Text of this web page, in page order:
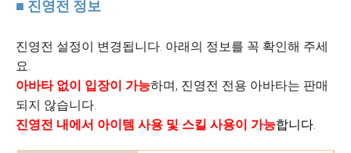
■ 진영전 정보
진영전 설정이 변경됩니다. 아래의 정보를 꼭 확인해 주세
요.
아바타 없이 입장이 가능하며, 진영전 전용 아바타는 판매
되지 않습니다.
진영전 내에서 아이템 사용 및 스킬 사용이 가능합니다.